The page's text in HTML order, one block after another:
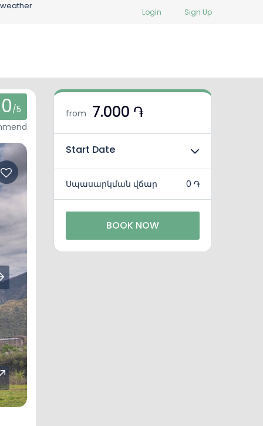
Login Sign Up
0/5
from 7.000 ֏
Start Date
Սպասարկման վճար 0 ֏
BOOK NOW